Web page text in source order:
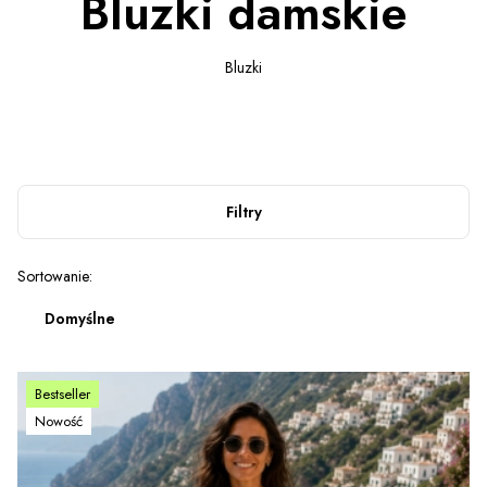
Bluzki
Filtry
Lista produktów
Sortowanie:
Domyślne
Bestseller
Nowość